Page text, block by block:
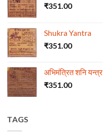
₹351.00
Shukra Yantra
₹351.00
अभिमंत्रित शनि यन्त्र
₹351.00
TAGS